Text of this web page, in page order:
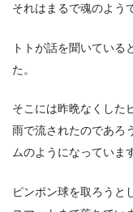
それはまるで魂のよう
トトが話を聞いている
た。
そこには昨晩なくした
雨で流されたのであろ
ムのようになっていま
ピンポン球を取ろうと